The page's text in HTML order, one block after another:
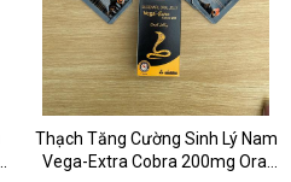
Thạch Tăng Cường Sinh Lý Nam
Vega-Extra Cobra 200mg Oral